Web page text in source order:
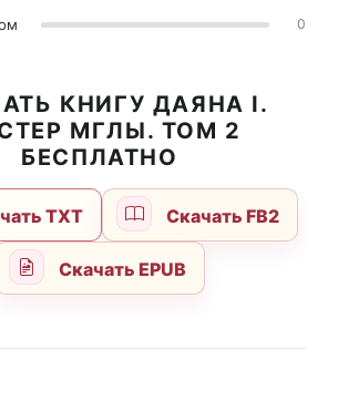
0
КНИГУ ДАЯНА I.
МГЛЫ. ТОМ 2
БЕСПЛАТНО
TXT Скачать FB2
Скачать EPUB